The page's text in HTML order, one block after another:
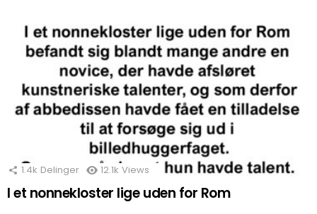
1.4k Delinger 12.1k Views
I et nonnekloster lige uden for Rom